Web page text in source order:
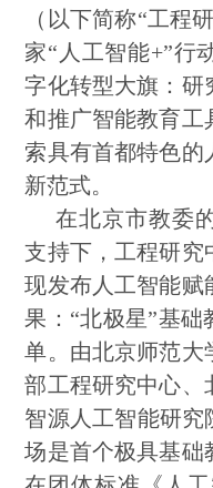
（以下简称“工程
家“人工智能+”行
字化转型大旗：研
和推广智能教育工
索具有首都特色的
新范式。
在北京市教委
支持下，工程研究
现发布人工智能赋
果：“北极星”基
单。由北京师范大
部工程研究中心、
智源人工智能研究
场是首个极具基础